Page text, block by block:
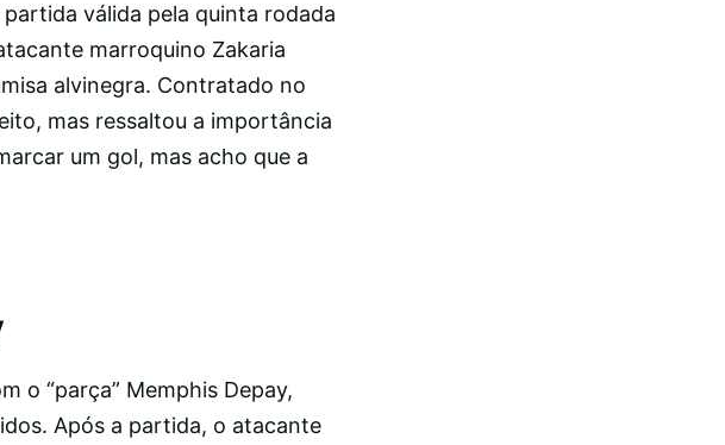
válida pela quinta rodada
marroquino Zakaria
alvinegra. Contratado no
mas ressaltou a importância
um gol, mas acho que a
o “parça” Memphis Depay,
Após a partida, o atacante